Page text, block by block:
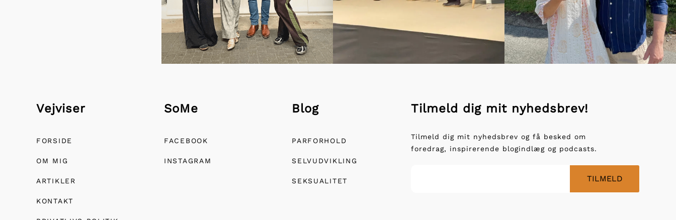
Vejviser
FORSIDE
OM MIG
ARTIKLER
KONTAKT
SoMe
FACEBOOK
INSTAGRAM
Blog
PARFORHOLD
SELVUDVIKLING
SEKSUALITET
Tilmeld dig mit nyhedsbrev!
Tilmeld dig mit nyhedsbrev og få besked om
foredrag, inspirerende blogindlæg og podcasts.
TILMELD